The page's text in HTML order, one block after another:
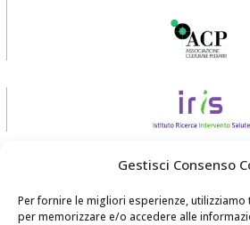
Gestisci Consenso
Per fornire le migliori esperienze,
per memorizzare e/o accedere alle